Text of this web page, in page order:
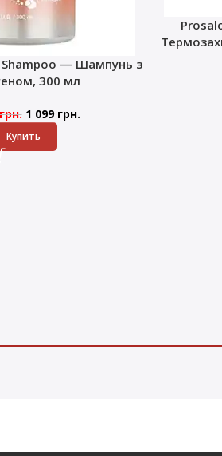
Shampoo — Шампунь з
300 мл
1 099 грн.
Купить